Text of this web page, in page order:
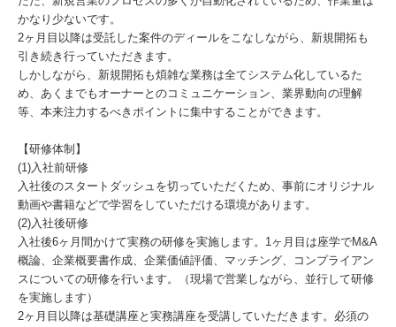
かなり少ないです。
2ヶ月目以降は受託した案件のディールをこなしながら、新規開拓も
引き続き行っていただきます。
しかしながら、新規開拓も煩雑な業務は全てシステム化しているた
め、あくまでもオーナーとのコミュニケーション、業界動向の理解
等、本来注力するべきポイントに集中することができます。
【研修体制】
(1)入社前研修
入社後のスタートダッシュを切っていただくため、事前にオリジナル
動画や書籍などで学習をしていただける環境があります。
(2)入社後研修
入社後6ヶ月間かけて実務の研修を実施します。1ヶ月目は座学でM&A
概論、企業概要書作成、企業価値評価、マッチング、コンプライアン
スについての研修を行います。（現場で営業しながら、並行して研修
を実施します）
2ヶ月目以降は基礎講座と実務講座を受講していただきます。必須の